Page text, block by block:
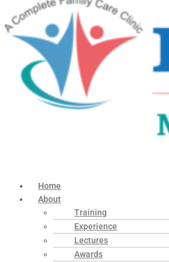
Home
About
Training
Experience
Lectures
Awards